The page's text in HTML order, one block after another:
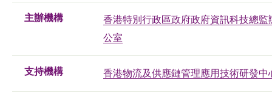
主辦機構
香港特別行政區政府政府資訊科技總監
公室
支持機構 香港物流及供應鏈管理應用技術研發中